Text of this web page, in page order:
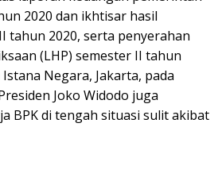
2020 dan ikhtisar hasil
tahun 2020, serta penyerahan
(LHP) semester II tahun
Negara, Jakarta, pada
Joko Widodo juga
BPK di tengah situasi sulit akibat